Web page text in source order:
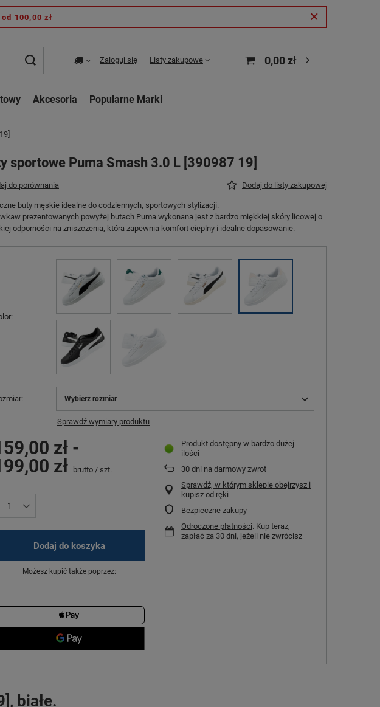
od 100,00 zł
Zaloguj się Listy zakupowe 0,00 zł
Akcesoria Popularne Marki
sportowe Puma Smash 3.0 L [390987 19]
do porównania Dodaj do listy zakupowej
buty męskie idealne do codziennych, sportowych stylizacji.
prezentowanych powyżej butach Puma wykonana jest z bardzo miękkiej skóry licowej o
odporności na zniszczenia, która zapewnia komfort cieplny i idealne dopasowanie.
Wybierz rozmiar
Sprawdź wymiary produktu
zł -
zł
brutto / szt.
Dodaj do koszyka
Możesz kupić także poprzez:
Produkt dostępny w bardzo dużej
ilości
30 dni na darmowy zwrot
Sprawdź, w którym sklepie obejrzysz i
kupisz od ręki
Bezpieczne zakupy
Odroczone płatności. Kup teraz,
zapłać za 30 dni, jeżeli nie zwrócisz
białe.